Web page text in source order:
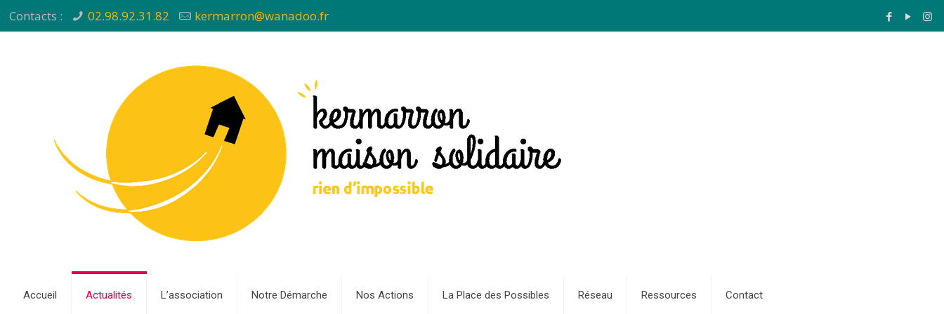
Contacts : 02.98.92.31.82 kermarron@wanadoo.fr
Accueil Actualités L’association Notre Démarche Nos Actions La Place des Possibles Réseau Ressources Contact